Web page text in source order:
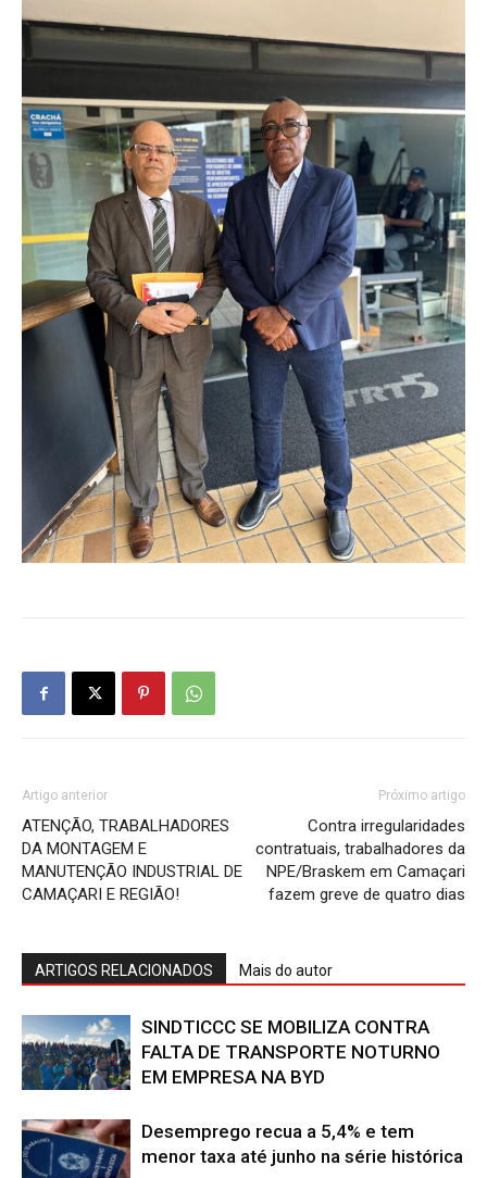
Artigo anterior
ATENÇÃO, TRABALHADORES
DA MONTAGEM E
MANUTENÇÃO INDUSTRIAL DE
CAMAÇARI E REGIÃO!
Próximo artigo
Contra irregularidades
contratuais, trabalhadores da
NPE/Braskem em Camaçari
fazem greve de quatro dias
ARTIGOS RELACIONADOS Mais do autor
SINDTICCC SE MOBILIZA CONTRA
FALTA DE TRANSPORTE NOTURNO
EM EMPRESA NA BYD
Desemprego recua a 5,4% e tem
menor taxa até junho na série histórica